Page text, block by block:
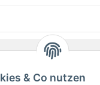
Ihrer
& Co nutzen